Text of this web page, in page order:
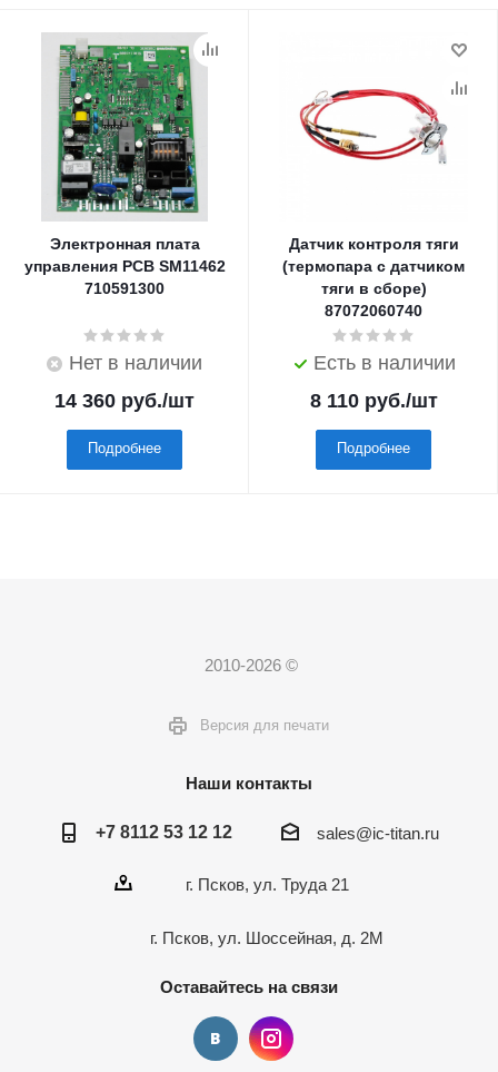
Электронная плата
управления PCB SM11462
710591300
Нет в наличии
14 360 руб./шт
Подробнее
Датчик контроля тяги
(термопара с датчиком
тяги в сборе)
87072060740
Есть в наличии
8 110руб./шт
Подробнее
2010-2026 ©
Версия для печати
Наши контакты
+7 8112 53 12 12 sales@ic-titan.ru
г. Псков, ул. Труда 21
г. Псков, ул. Шоссейная, д. 2М
Оставайтесь на связи